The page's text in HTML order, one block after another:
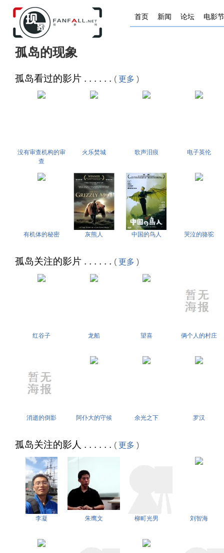
首页 新闻 论坛 电影节
孤岛的现象
孤岛看过的影片 . . . . . . ( 更多 )
没有审查机构的审
查
火乐焚城 歌声泪痕 电子英伦
有机体的秘密 灰熊人 中国的鸟人 哭泣的骆驼
孤岛关注的影片 . . . . . . ( 更多 )
红谷子 龙船 望喜 俩个人的村庄
消逝的倒影 阿仆大的守候 余光之下 罗汉
孤岛关注的影人 . . . . . . ( 更多 )
李凝 朱鹰文 柳町光男 刘智海